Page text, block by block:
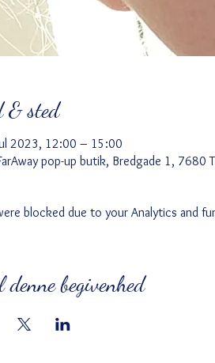
& sted
2023, 12:00 – 15:00
pop-up butik, Bredgade 1, 7680
blocked due to your Analytics and
denne begivenhed